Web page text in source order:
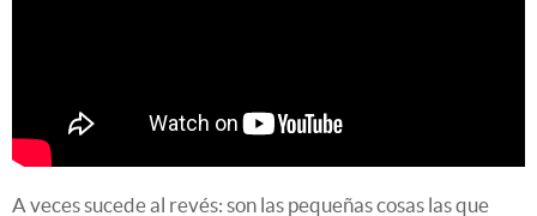
A veces sucede al revés: son las pequeñas cosas las que